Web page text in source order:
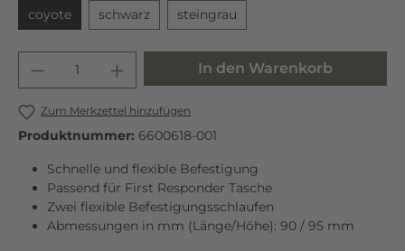
coyote
schwarz steingrau
In den Warenkorb
Zum Merkzettel hinzufügen
Produktnummer: 6600618-001
Schnelle und flexible Befestigung
Passend für First Responder Tasche
Zwei flexible Befestigungsschlaufen
Abmessungen in mm (Länge/Höhe): 90 / 95 mm